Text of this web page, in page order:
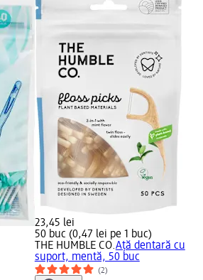
23,45 lei
50 buc (0,47 lei pe 1 buc)
THE HUMBLE CO.Ață dentară cu
suport, mentă, 50 buc
(2)